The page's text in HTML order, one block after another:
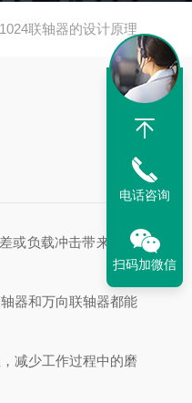
联轴器的设计原理
或负载冲击带来的机
器和万向联轴器都能
减少工作过程中的磨
电话咨询
扫码加微信